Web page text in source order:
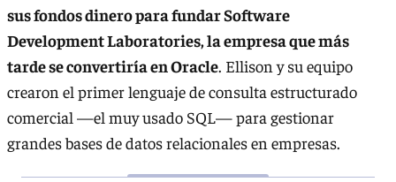
sus fondos dinero para fundar Software
Development Laboratories, la empresa que más
tarde se convertiría en Oracle. Ellison y su equipo
crearon el primer lenguaje de consulta estructurado
comercial —el muy usado SQL— para gestionar
grandes bases de datos relacionales en empresas.